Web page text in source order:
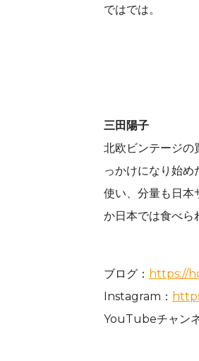
ではでは。
三田陽子
北欧ビンテージの
っかけになり始
使い、分量も日本
か日本では食べら
ブログ： https://
Instagram：
YouTubeチャン